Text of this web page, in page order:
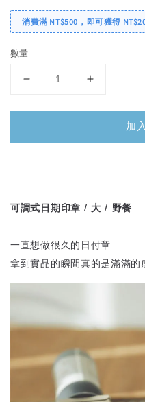
消費滿 NT$500，即可獲得
數量
加
可調式日期印章 / 大 / 野餐
一直想做很久的日付章
拿到實品的瞬間真的是滿滿的